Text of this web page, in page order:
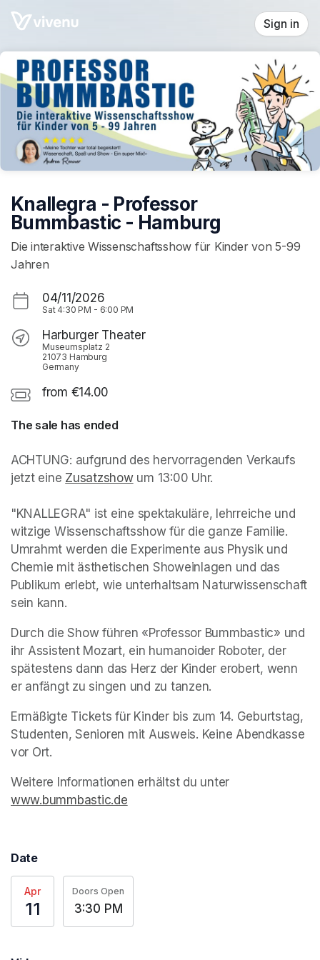
Skip header
Sign in
Knallegra - Professor
Bummbastic - Hamburg
Die interaktive Wissenschaftsshow für Kinder von 5-99
Jahren
04/11/2026
Sat 4:30 PM - 6:00 PM
Harburger Theater
Museumsplatz 2
21073 Hamburg
Germany
from €14.00
The sale has ended
ACHTUNG: aufgrund des hervorragenden Verkaufs
jetzt eine Zusatzshow(opens in a new tab)
um 13:00 Uhr.
"KNALLEGRA" ist eine spektakuläre, lehrreiche und
witzige Wissenschaftsshow für die ganze Familie.
Umrahmt werden die Experimente aus Physik und
Chemie mit ästhetischen Showeinlagen und das
Publikum erlebt, wie unterhaltsam Naturwissenschaft
sein kann.
Durch die Show führen «Professor Bummbastic» und
ihr Assistent Mozart, ein humanoider Roboter, der
spätestens dann das Herz der Kinder erobert, wenn
er anfängt zu singen und zu tanzen.
Ermäßigte Tickets für Kinder bis zum 14. Geburtstag,
Studenten, Senioren mit Ausweis. Keine Abendkasse
vor Ort.
www.bummbastic.de
Date
Apr
11
Doors Open
3:30 PM